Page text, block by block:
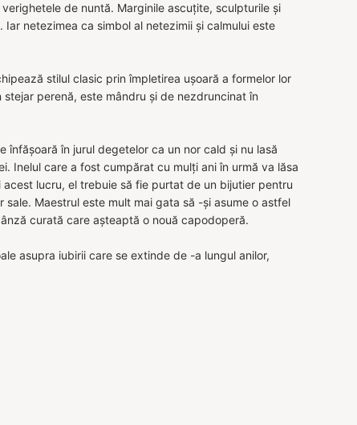
de nuntă. Marginile ascuțite, sculpturile și
netezimea ca simbol al netezimii și calmului este
stilul clasic prin împletirea ușoară a formelor lor
perenă, este mândru și de nezdruncinat în
în jurul degetelor ca un nor cald și nu lasă
Inelul care a fost cumpărat cu mulți ani în urmă va lăsa
lucru, el trebuie să fie purtat de un bijutier pentru
Maestrul este mult mai gata să -și asume o astfel
curată care așteaptă o nouă capodoperă.
asupra iubirii care se extinde de -a lungul anilor,